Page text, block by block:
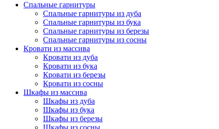
Спальные гарнитуры
Спальные гарнитуры из дуба
Спальные гарнитуры из бука
Спальные гарнитуры из березы
Спальные гарнитуры из сосны
Кровати из массива
Кровати из дуба
Кровати из бука
Кровати из березы
Кровати из сосны
Шкафы из массива
Шкафы из дуба
Шкафы из бука
Шкафы из березы
Шкафы из сосны